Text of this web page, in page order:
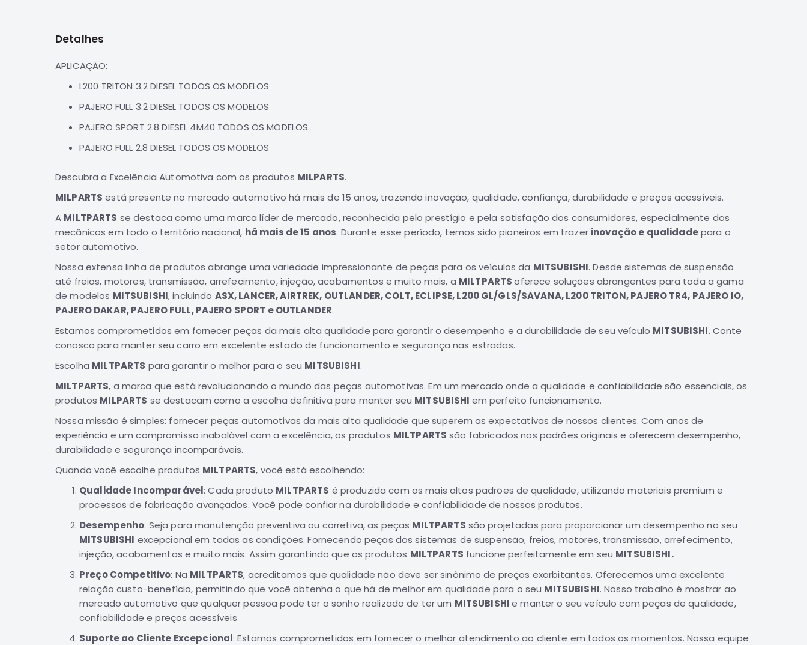
da
de
Detalhes
APLICAÇÃO:
L200 TRITON 3.2 DIESEL TODOS OS MODELOS
PAJERO FULL 3.2 DIESEL TODOS OS MODELOS
PAJERO SPORT 2.8 DIESEL 4M40 TODOS OS MODELOS
PAJERO FULL 2.8 DIESEL TODOS OS MODELOS
Descubra a Excelência Automotiva com os produtos MILPARTS.
MILPARTS está presente no mercado automotivo há mais de 15 anos, trazendo inovação, qualidade, confiança, durabilidade e preços acessíveis.
A MILTPARTS se destaca como uma marca líder de mercado, reconhecida pelo prestígio e pela satisfação dos consumidores, especialmente dos
mecânicos em todo o território nacional, há mais de 15 anos. Durante esse período, temos sido pioneiros em trazer inovação e qualidadepara o
setor automotivo.
Nossa extensa linha de produtos abrange uma variedade impressionante de peças para os veículos da MITSUBISHI. Desde sistemas de suspensão
até freios, motores, transmissão, arrefecimento, injeção, acabamentos e muito mais, a MILTPARTSoferece soluções abrangentes para toda a gama
de modelos MITSUBISHI, incluindo ASX, LANCER, AIRTREK, OUTLANDER, COLT, ECLIPSE, L200 GL/GLS/SAVANA, L200 TRITON, PAJERO TR4, PAJERO IO,
PAJERO DAKAR, PAJERO FULL, PAJERO SPORT e OUTLANDER.
Estamos comprometidos em fornecer peças da mais alta qualidade para garantir o desempenho e a durabilidade de seu veículo MITSUBISHI. Conte
conosco para manter seu carro em excelente estado de funcionamento e segurança nas estradas.
Escolha MILTPARTS para garantir o melhor para o seu MITSUBISHI.
MILTPARTS, a marca que está revolucionando o mundo das peças automotivas. Em um mercado onde a qualidade e confiabilidade são essenciais, os
produtos MILPARTS se destacam como a escolha definitiva para manter seu MITSUBISHI em perfeito funcionamento.
Nossa missão é simples: fornecer peças automotivas da mais alta qualidade que superem as expectativas de nossos clientes. Com anos de
experiência e um compromisso inabalável com a excelência, os produtos MILTPARTS são fabricados nos padrões originais e oferecem desempenho,
durabilidade e segurança incomparáveis.
Quando você escolhe produtos MILTPARTS, você está escolhendo:
Qualidade Incomparável: Cada produto MILTPARTS é produzida com os mais altos padrões de qualidade, utilizando materiais premium e
processos de fabricação avançados. Você pode confiar na durabilidade e confiabilidade de nossos produtos.
Desempenho: Seja para manutenção preventiva ou corretiva, as peças MILTPARTS são projetadas para proporcionar um desempenho no seu
MITSUBISHI excepcional em todas as condições. Fornecendo peças dos sistemas de suspensão, freios, motores, transmissão, arrefecimento,
injeção, acabamentos e muito mais. Assim garantindo que os produtos MILTPARTS funcione perfeitamente em seu MITSUBISHI.
Preço Competitivo: Na MILTPARTS, acreditamos que qualidade não deve ser sinônimo de preços exorbitantes. Oferecemos uma excelente
relação custo-benefício, permitindo que você obtenha o que há de melhor em qualidade para o seu MITSUBISHI. Nosso trabalho é mostrar ao
mercado automotivo que qualquer pessoa pode ter o sonho realizado de ter um MITSUBISHIe manter o seu veículo com peças de qualidade,
confiabilidade e preços acessíveis
Suporte ao Cliente Excepcional: Estamos comprometidos em fornecer o melhor atendimento ao cliente em todos os momentos. Nossa equipe